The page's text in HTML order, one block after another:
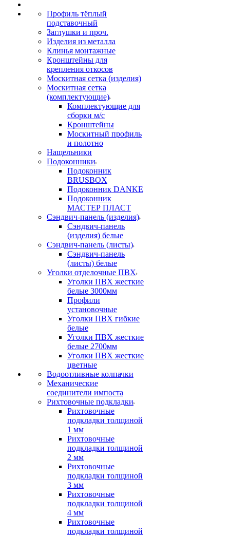
Профиль тёплый
подставочный
Заглушки и проч.
Изделия из металла
Клинья монтажные
Кронштейны для
крепления откосов
Москитная сетка (изделия)
Москитная сетка
(комплектующие)
Комплектующие для
сборки м/с
Кронштейны
Москитный профиль
и полотно
Нащельники
Подоконники
Подоконник
BRUSBOX
Подоконник DANKE
Подоконник
МАСТЕР ПЛАСТ
Сэндвич-панель (изделия)
Сэндвич-панель
(изделия) белые
Сэндвич-панель (листы)
Сэндвич-панель
(листы) белые
Уголки отделочные ПВХ
Уголки ПВХ жесткие
белые 3000мм
Профили
установочные
Уголки ПВХ гибкие
белые
Уголки ПВХ жесткие
белые 2700мм
Уголки ПВХ жесткие
цветные
Водоотливные колпачки
Механические
соединители импоста
Рихтовочные подкладки
Рихтовочные
подкладки толщиной
1 мм
Рихтовочные
подкладки толщиной
2 мм
Рихтовочные
подкладки толщиной
3 мм
Рихтовочные
подкладки толщиной
4 мм
Рихтовочные
подкладки толщиной